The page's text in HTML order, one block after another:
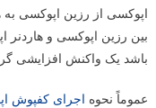
اپوکسی از رزین اپوکسی
بین رزین اپوکسی و هاردنر
باشد یک واکنش افزایشی
عموماً نحوه اجرای کفپوش